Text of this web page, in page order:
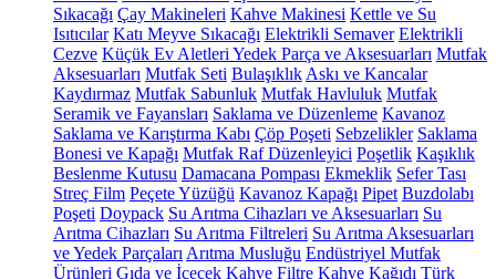
Sıkacağı Çay Makineleri Kahve Makinesi Kettle ve Su
Isıtıcılar Katı Meyve Sıkacağı Elektrikli Semaver Elektrikli
Cezve Küçük Ev Aletleri Yedek Parça ve Aksesuarları Mutfak
Aksesuarları Mutfak Seti Bulaşıklık Askı ve Kancalar
Kaydırmaz Mutfak Sabunluk Mutfak Havluluk Mutfak
Seramik ve Fayansları Saklama ve Düzenleme Kavanoz
Saklama ve Karıştırma Kabı Çöp Poşeti Sebzelikler Saklama
Bonesi ve Kapağı Mutfak Raf Düzenleyici Poşetlik Kaşıklık
Beslenme Kutusu Damacana Pompası Ekmeklik Sefer Tası
Streç Film Peçete Yüzüğü Kavanoz Kapağı Pipet Buzdolabı
Poşeti Doypack Su Arıtma Cihazları ve Aksesuarları Su
Arıtma Cihazları Su Arıtma Filtreleri Su Arıtma Aksesuarları
ve Yedek Parçaları Arıtma Musluğu Endüstriyel Mutfak
Ürünleri Gıda ve İçecek Kahve Filtre Kahve Kağıdı Türk